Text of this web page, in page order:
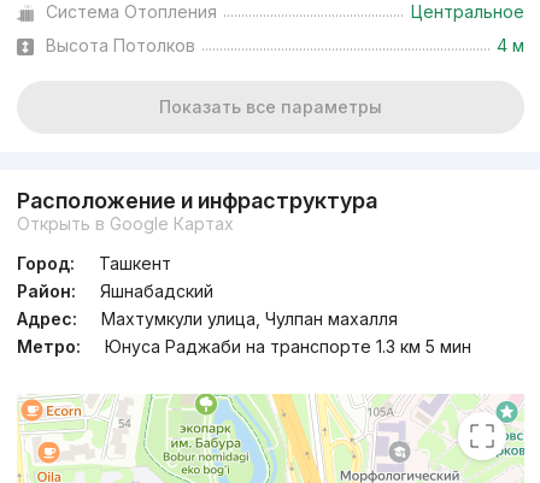
Система Отопления
Центральное
Высота Потолков
4 м
Показать все параметры
Расположение и инфраструктура
Открыть в Google Картах
Город:
Ташкент
Район:
Яшнабадский
Адрес:
Махтумкули улица, Чулпан махалля
Метро:
Юнуса Раджаби на транспорте 1.3 км 5 мин